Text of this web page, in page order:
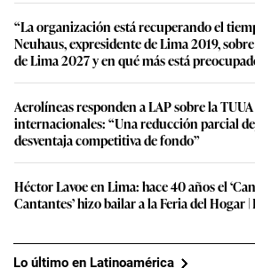
“La organización está recuperando el
Neuhaus, expresidente de Lima 2019,
de Lima 2027 y en qué más está
Aerolíneas responden a LAP sobre la TUUA
internacionales: “Una reducción parcial
desventaja competitiva de fondo”
Héctor Lavoe en Lima: hace 40 años el
Cantantes’ hizo bailar a la Feria del Hogar |
Lo último en Latinoamérica